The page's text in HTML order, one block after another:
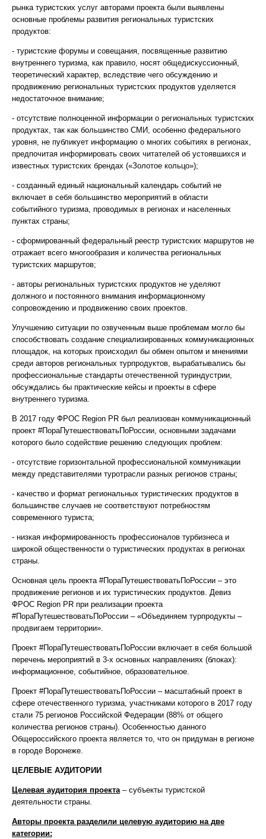
рынка туристских услуг авторами проекта были выявлены
основные проблемы развития региональных туристских
продуктов:
- туристские форумы и совещания, посвященные развитию
внутреннего туризма, как правило, носят общедискуссионный,
теоретический характер, вследствие чего обсуждению и
продвижению региональных туристских продуктов уделяется
недостаточное внимание;
- отсутствие полноценной информации о региональных туристских
продуктах, так как большинство СМИ, особенно федерального
уровня, не публикует информацию о многих событиях в регионах,
предпочитая информировать своих читателей об устоявшихся и
известных туристских брендах («Золотое кольцо»);
- созданный единый национальный календарь событий не
включает в себя большинство мероприятий в области
событийного туризма, проводимых в регионах и населенных
пунктах страны;
- сформированный федеральный реестр туристских маршрутов не
отражает всего многообразия и количества региональных
туристских маршрутов;
- авторы региональных туристских продуктов не уделяют
должного и постоянного внимания информационному
сопровождению и продвижению своих проектов.
Улучшению ситуации по озвученным выше проблемам могло бы
способствовать создание специализированных коммуникационных
площадок, на которых происходил бы обмен опытом и мнениями
среди авторов региональных турпродуктов, вырабатывались бы
профессиональные стандарты отечественной туриндустрии,
обсуждались бы практические кейсы и проекты в сфере
внутреннего туризма.
В 2017 году ФРОС Region PR был реализован коммуникационный
проект #ПораПутешествоватьПоРоссии, основными задачами
которого было содействие решению следующих проблем:
- отсутствие горизонтальной профессиональной коммуникации
между представителями туротрасли разных регионов страны;
- качество и формат региональных туристических продуктов в
большинстве случаев не соответствуют потребностям
современного туриста;
- низкая информированность профессионалов турбизнеса и
широкой общественности о туристических продуктах в регионах
страны.
Основная цель проекта #ПораПутешествоватьПоРоссии – это
продвижение регионов и их туристических продуктов. Девиз
ФРОС Region PR при реализации проекта
#ПораПутешествоватьПоРоссии – «Объединяем турпродукты –
продвигаем территории».
Проект #ПораПутешествоватьПоРоссии включает в себя большой
перечень мероприятий в 3-х основных направлениях (блоках):
информационное, событийное, образовательное.
Проект #ПораПутешествоватьПоРоссии – масштабный проект в
сфере отечественного туризма, участниками которого в 2017 году
стали 75 регионов Российской Федерации (88% от общего
количества регионов страны). Особенностью данного
Общероссийского проекта является то, что он придуман в регионе
в городе Воронеже.
ЦЕЛЕВЫЕ АУДИТОРИИ
Целевая аудитория проекта– субъекты туристской
деятельности страны.
Авторы проекта разделили целевую аудиторию на две
категории: